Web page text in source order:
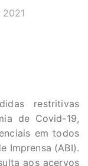
restritivas
de Covid-19,
em todos
Imprensa (ABI).
aos acervos